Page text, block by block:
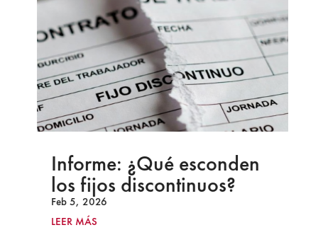
Informe: ¿Qué esconden
los fijos discontinuos?
Feb 5, 2026
LEER MÁS